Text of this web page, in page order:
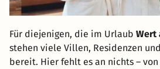
Für diejenigen, die im Urlaub Wert
stehen viele Villen, Residenzen
bereit. Hier fehlt es an nichts –